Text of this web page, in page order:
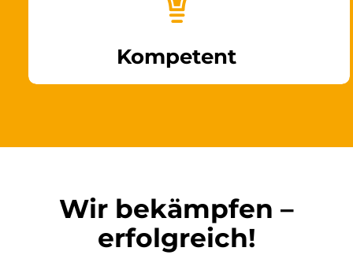
Kompetent
Wir bekämpfen –
erfolgreich!